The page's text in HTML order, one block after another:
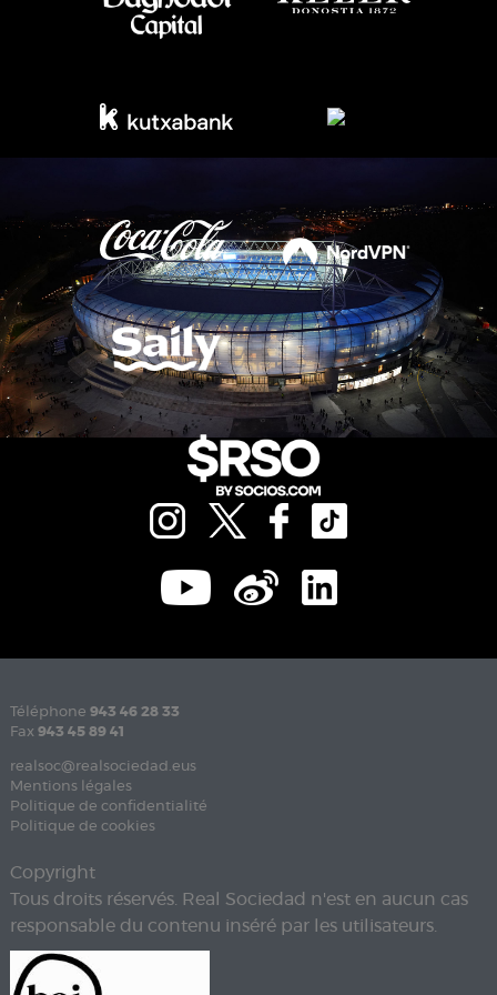
Téléphone 943 46 28 33
Fax 943 45 89 41
realsoc@realsociedad.eus
Mentions légales
Politique de confidentialité
Politique de cookies
Copyright
Tous droits réservés. Real Sociedad n'est en aucun cas
responsable du contenu inséré par les utilisateurs.